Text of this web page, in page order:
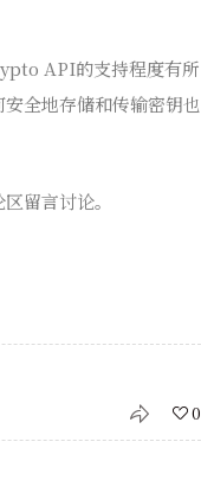
API的支持程度有所
全地存储和传输密钥也
留言讨论。
0